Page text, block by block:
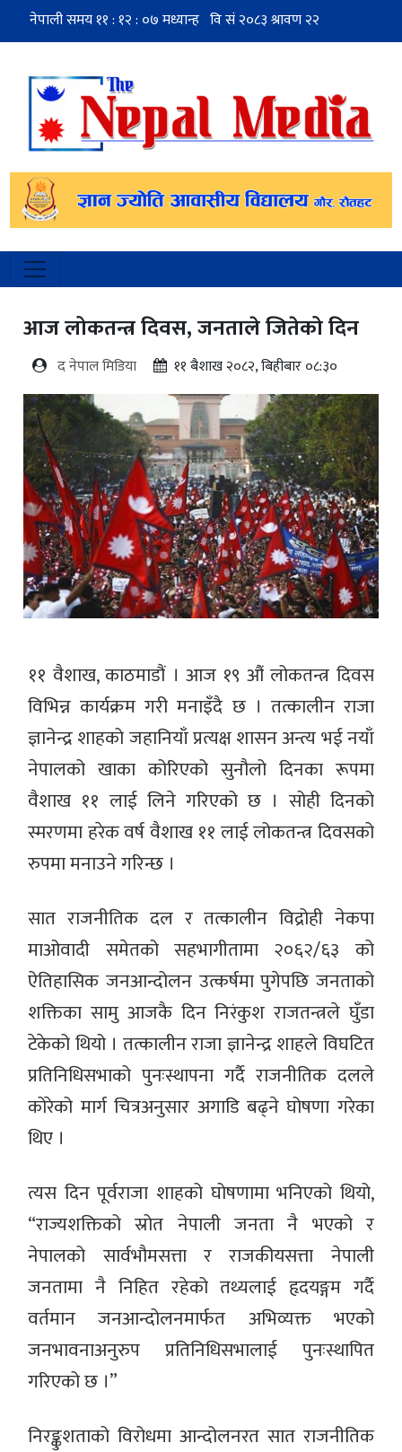
आज लोकतन्त्र दिवस, जनताले जितेको दिन
द नेपाल मिडिया ११ बैशाख २०८२, बिहीबार ०८:३०
११ वैशाख, काठमाडौं । आज १९ औं लोकतन्त्र दिवस
विभिन्न कार्यक्रम गरी मनाइँदै छ । तत्कालीन राजा
ज्ञानेन्द्र शाहको जहानियाँ प्रत्यक्ष शासन अन्त्य भई नयाँ
नेपालको खाका कोरिएको सुनौलो दिनका रूपमा
वैशाख ११ लाई लिने गरिएको छ । सोही दिनको
स्मरणमा हरेक वर्ष वैशाख ११ लाई लोकतन्त्र दिवसको
रुपमा मनाउने गरिन्छ ।
सात राजनीतिक दल र तत्कालीन विद्रोही नेकपा
माओवादी समेतको सहभागीतामा २०६२/६३ को
ऐतिहासिक जनआन्दोलन उत्कर्षमा पुगेपछि जनताको
शक्तिका सामु आजकै दिन निरंकुश राजतन्त्रले घुँडा
टेकेको थियो । तत्कालीन राजा ज्ञानेन्द्र शाहले विघटित
प्रतिनिधिसभाको पुनःस्थापना गर्दै राजनीतिक दलले
कोरेको मार्ग चित्रअनुसार अगाडि बढ्ने घोषणा गरेका
थिए ।
त्यस दिन पूर्वराजा शाहको घोषणामा भनिएको थियो,
“राज्यशक्तिको स्रोत नेपाली जनता नै भएको र
नेपालको सार्वभौमसत्ता र राजकीयसत्ता नेपाली
जनतामा नै निहित रहेको तथ्यलाई हृदयङ्गम गर्दै
वर्तमान जनआन्दोलनमार्फत अभिव्यक्त भएको
जनभावनाअनुरुप प्रतिनिधिसभालाई पुनःस्थापित
गरिएको छ ।”
निरङ्कुशताको विरोधमा आन्दोलनरत सात राजनीतिक